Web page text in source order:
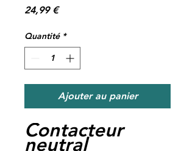
24,99 €Prix
Quantité *
Ajouter au panier
Contacteur
neutral